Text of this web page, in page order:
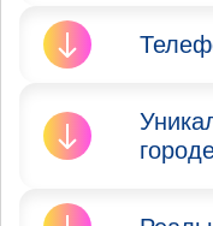
Яндекс
должны
данных
Итог:
Очень
Очень